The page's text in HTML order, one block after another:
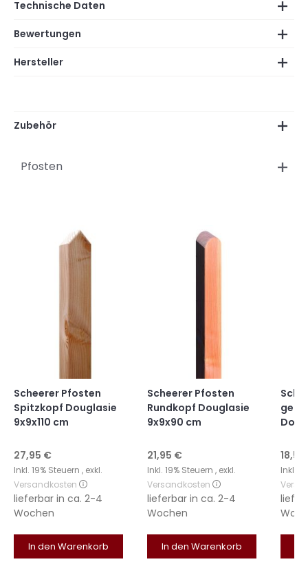
Technische Daten
Bewertungen
Hersteller
Zubehör
Pfosten
Scheerer Pfosten
Spitzkopf Douglasie
9x9x110 cm
27,95 €
Inkl. 19% Steuern , exkl.
Versandkosten
lieferbar in ca. 2-4
Wochen
In den Warenkorb
Scheerer Pfosten
Rundkopf Douglasie
9x9x90 cm
21,95 €
Inkl. 19% Steuern , exkl.
Versandkosten
lieferbar in ca. 2-4
Wochen
In den Warenkorb
Inkl.